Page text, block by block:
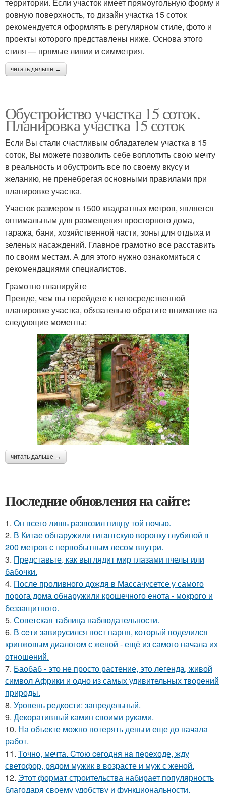
территории. Если участок имеет прямоугольную форму и
ровную поверхность, то дизайн участка 15 соток
рекомендуется оформлять в регулярном стиле, фото и
проекты которого представлены ниже. Основа этого
стиля — прямые линии и симметрия.
читать дальше →
Обустройство участка 15 соток.
Планировка участка 15 соток
Если Вы стали счастливым обладателем участка в 15
соток, Вы можете позволить себе воплотить свою мечту
в реальность и обустроить все по своему вкусу и
желанию, не пренебрегая основными правилами при
планировке участка.
Участок размером в 1500 квадратных метров, является
оптимальным для размещения просторного дома,
гаража, бани, хозяйственной части, зоны для отдыха и
зеленых насаждений. Главное грамотно все расставить
по своим местам. А для этого нужно ознакомиться с
рекомендациями специалистов.
Грамотно планируйте
Прежде, чем вы перейдете к непосредственной
планировке участка, обязательно обратите внимание на
следующие моменты:
читать дальше →
Последние обновления на сайте:
1. Он всего лишь развозил пиццу той ночью.
2. В Китaе обнаружили гигaнтскую воронку глубиной в
200 метров с первобытным лесом внутри.
3. Представьте, как выглядит мир глазами пчелы или
бабочки.
4. После проливного дождя в Массачусетсе у самого
порога дома обнаружили крошечного енота - мокрого и
беззащитного.
5. Советская таблица наблюдательности.
6. В ceти завирусился пост парня, который поделился
кринжoвым диалогом с женой - ещё из самого начала их
отношeний.
7. Баобаб - это не просто растение, это легенда, живой
символ Африки и одно из самых удивительных творений
природы.
8. Уровень редкости: запредельный.
9. Декоративный камин своими руками.
10. На объекте можно потерять деньги еще до начала
работ.
11. Точно, мечта. Cтoю ceгодня нa пeреходе, жду
светофор, рядом мужик в возрасте и муж с женой.
12. Этот формат строительства набирает популярность
благодаря своему удобству и функциональности.